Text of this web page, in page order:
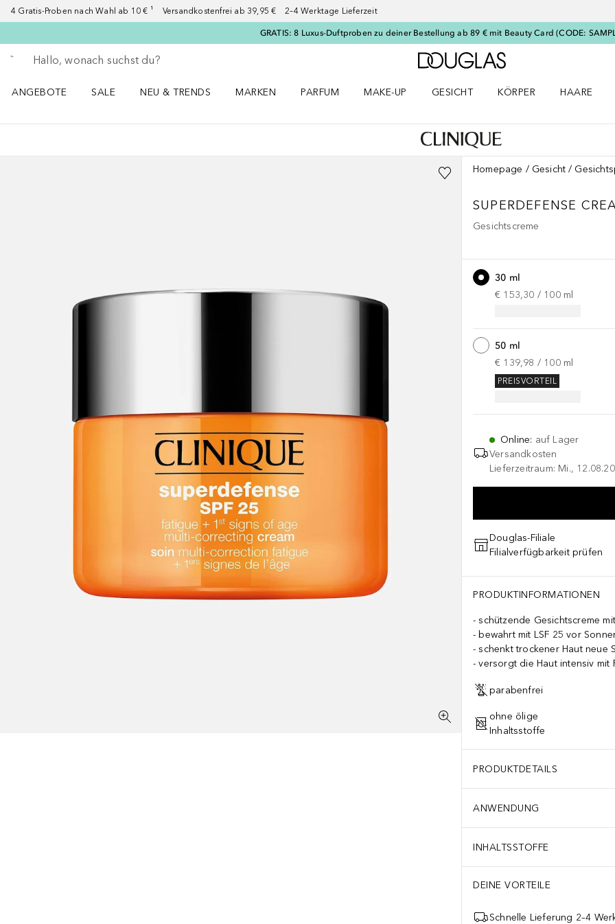
4 Gratis-Proben nach Wahl ab 10 € ¹ Versandkostenfrei ab 39,95 € 2–4 Werktage Lieferzeit
GRATIS: 8 Luxus-Duftproben zu deiner Bestellung ab 89 € mit Beauty Card (CODE:
Gehe zurück
Suche ausführen
Zur Douglas Startseite
ANGEBOTE
SALE
NEU & TRENDS
MARKEN
PARFUM
MAKE-UP
GESICHT
KÖRPER
HAARE
Homepage Gesicht
SUPERDEFENSE
Gesichtscreme
30 ml
€ 153,30 / 100 ml
50 ml
€ 139,98 / 100 ml
PREISVORTEIL
Online: auf Lager
Versandkosten
Lieferzeitraum: Mi.,
Douglas-Filiale
Filialverfügbarkeit prüfen
PRODUKTINFORMATIONEN
schützende Gesichtscreme
bewahrt mit LSF 25 vor
schenkt trockener Haut neue
versorgt die Haut intensiv mit
parabenfrei
ohne ölige
Inhaltsstoffe
PRODUKTDETAILS
ANWENDUNG
INHALTSSTOFFE
GLYCERIDES, ACRYLATES/C10-30 ALKYL ACRYLATE CROSSPOLYMER, PROPYLENE GLYCOL
DEINE VORTEILE
Schnelle Lieferung 2–4